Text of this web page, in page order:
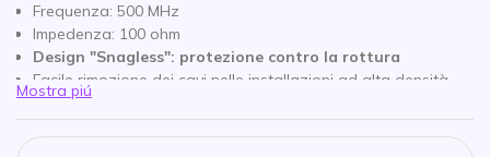
Frequenza: 500 MHz
Impedenza: 100 ohm
Design "Snagless": protezione contro la rottura
Facile rimozione dei cavi nelle installazioni ad alta densità
Il cavo non si innesta con altre funi in caso di strappo
Conduttore: rame
Mostra piú